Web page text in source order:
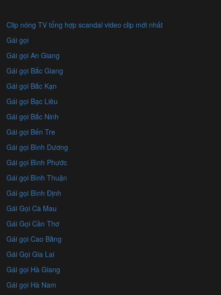
Clip nóng TV tổng hợp scandal video clip mới nhất
Gái gọi
Gái gọi An Giang
Gái gọi Bắc Giang
Gái gọi Bắc Kạn
Gái gọi Bạc Liêu
Gái gọi Bắc Ninh
Gái gọi Bến Tre
Gái gọi Bình Dương
Gái gọi Bình Phước
Gái gọi Bình Thuận
Gái gọi Bình Định
Gái Gọi Cà Mau
Gái Gọi Cần Thơ
Gái gọi Cao Bằng
Gái Gọi Gia Lai
Gái gọi Hà Giang
Gái gọi Hà Nam